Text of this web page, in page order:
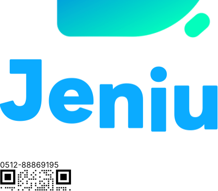
0512-88869195